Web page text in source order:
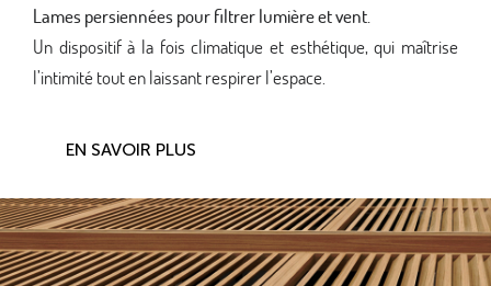
Lames persiennées pour filtrer lumière et vent.
Un dispositif à la fois climatique et esthétique, qui maîtrise
l’intimité tout en laissant respirer l’espace.
EN SAVOIR PLUS